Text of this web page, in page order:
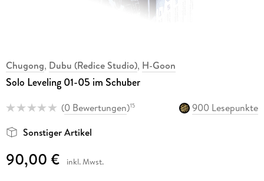
Chugong, Dubu (Redice Studio), H-Goon
Solo Leveling 01-05 im Schuber
(0 Bewertungen)15
900 Lesepunkte
Sonstiger Artikel
90,00 € inkl. Mwst.